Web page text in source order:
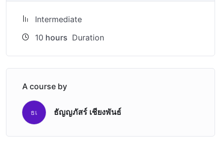
Intermediate
10 hours Duration
A course by
ธเ ธัญญภัสร์ เชียงพันธ์